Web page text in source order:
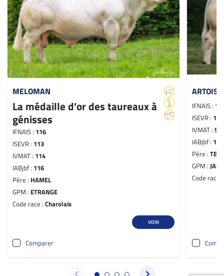
MELOMAN
La médaille d’or des taureaux à
génisses
IFNAIS : 116
ISEVR : 113
IVMAT : 114
IABjbf : 116
Père : HAMEL
GPM : ETRANGE
Code race : Charolais
VOIR
Comparer
ARTOIS
IFNAIS :
ISEVR : 100
IVMAT :99
IABjbf : 108
Père :
GPM :
Code race